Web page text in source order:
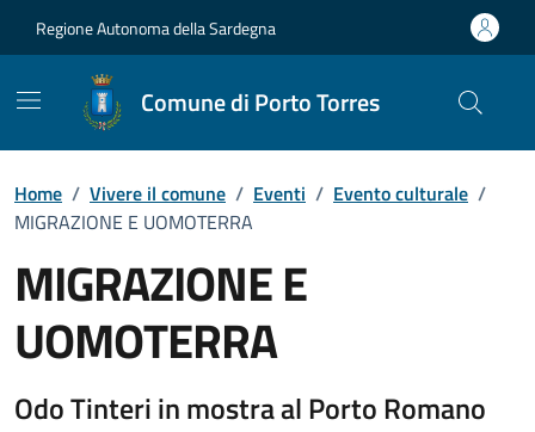
Regione Autonoma della Sardegna
Comune di Porto Torres
Home / Vivere il comune / Eventi / Evento culturale /
MIGRAZIONE E UOMOTERRA
MIGRAZIONE E
UOMOTERRA
Dettaglio dell'evento
Odo Tinteri in mostra al Porto Romano